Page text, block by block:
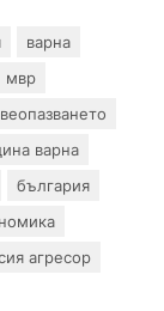
варна
мвр
варна
българия
агресор